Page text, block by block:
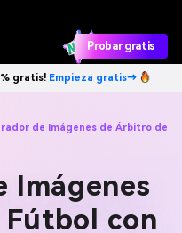
Probar gratis
gratis! Empieza gratis→
de Imágenes de Árbitro de
Imágenes
con